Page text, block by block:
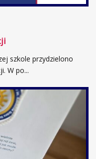
szkole przydzielono
W po...